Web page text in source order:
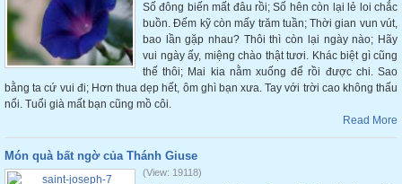
Số đông biến mất đâu rồi; Số hên còn lại lẻ loi chắc
buồn. Đếm kỹ còn mấy trăm tuần; Thời gian vun vút,
bao lần gặp nhau? Thôi thì còn lại ngày nào; Hãy
vui ngày ấy, miệng chào thật tươi. Khác biệt gì cũng
thế thôi; Mai kia nằm xuống để rồi được chi. Sao
bằng ta cứ vui đi; Hơn thua dẹp hết, ôm ghì bạn xưa. Tay với trời cao không thấu
nổi. Tuổi già mất bạn cũng mồ côi.
Read More
Món quà bất ngờ của Thánh Giuse
(View: 19118)